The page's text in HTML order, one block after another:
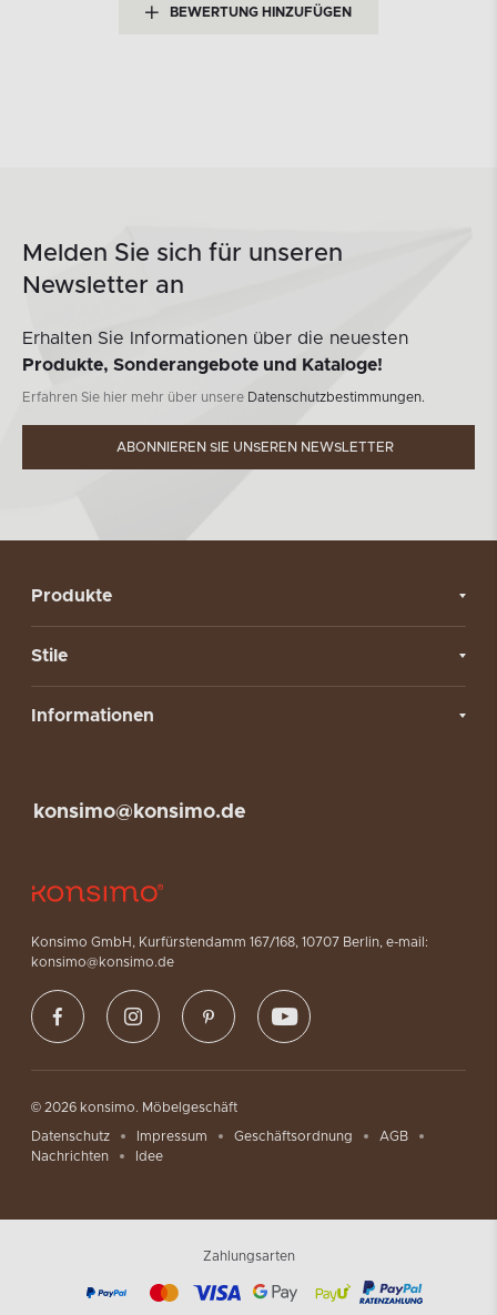
BEWERTUNG HINZUFÜGEN
Melden Sie sich für unseren
Newsletter an
Erhalten Sie Informationen über die neuesten
Produkte, Sonderangebote und Kataloge!
Erfahren Sie hier mehr über unsere Datenschutzbestimmungen.
ABONNIEREN SIE UNSEREN NEWSLETTER
Produkte
Stile
Informationen
Konsimo GmbH, Kurfürstendamm 167/168, 10707 Berlin, e-mail:
konsimo@konsimo.de
konsimo@konsimo.de
© 2026 konsimo. Möbelgeschäft
Datenschutz Impressum Geschäftsordnung
AGB
Nachrichten
Idee
Zahlungsarten